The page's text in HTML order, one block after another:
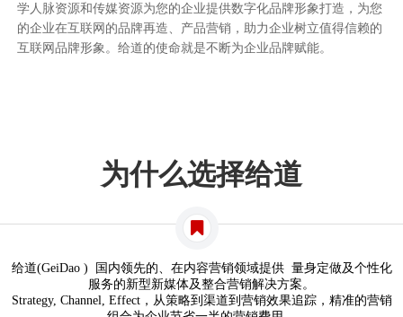
学人脉资源和传媒资源为您的企业提供数字化品牌形象打造，为您
的企业在互联网的品牌再造、产品营销，助力企业树立值得信赖的
互联网品牌形象。给道的使命就是不断为企业品牌赋能。
为什么选择给道
给道(GeiDao ) 国内领先的、在内容营销领域提供 量身定做及个性化
服务的新型新媒体及整合营销解决方案。
Strategy, Channel, Effect，从策略到渠道到营销效果追踪，精准的营销